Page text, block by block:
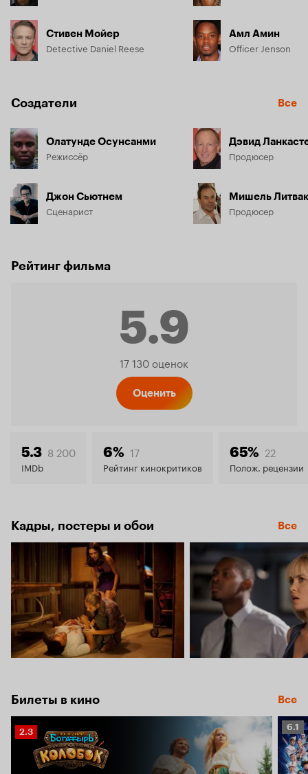
Стивен Мойер
Detective Daniel Reese
Амл Амин
Officer Jenson
Создатели Все
Олатунде Осунсанми
Режиссёр
Джон Сьютнем
Сценарист
Дэвид
Продюсер
Мишель Литвак
Продюсер
Рейтинг фильма
5.9
Рейтинг
5.9
17 130 оценок
Оценить
5.3 8 200
IMDb
6% 17
Рейтинг кинокритиков
65% 22
Полож. рецензии
Кадры, постеры и обои Все
Билеты в кино Все
Рейтинг
Кинопоиска
2.3
6.1
6.1